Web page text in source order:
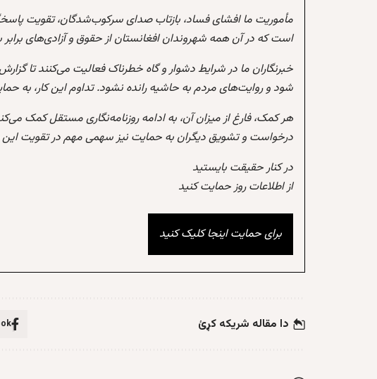
مأموریت ما افشای فساد، بازتاب صدای سرکوب‌شدگان، تقویت
است که در آن همه شهروندان افغانستان از حقوق و آزادی‌های برابر
خبرنگاران ما در شرایط دشوار و گاه خطرناک فعالیت می‌کنند تا
شود و روایت‌های مردم به حاشیه رانده نشود. تداوم این کار، به
هر کمک، فارغ از میزان آن، به ادامه روزنامه‌نگاری مستقل کمک
درخواست و تشویق دیگران به حمایت نیز سهمی مهم در تقویت این
در کنار حقیقت بایستید
از اطلاعات روز حمایت کنید
برای حمایت اینجا کلیک کنید
دا مقاله شریکه کړئ